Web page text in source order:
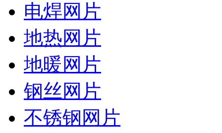
电焊网片
地热网片
地暖网片
钢丝网片
不锈钢网片